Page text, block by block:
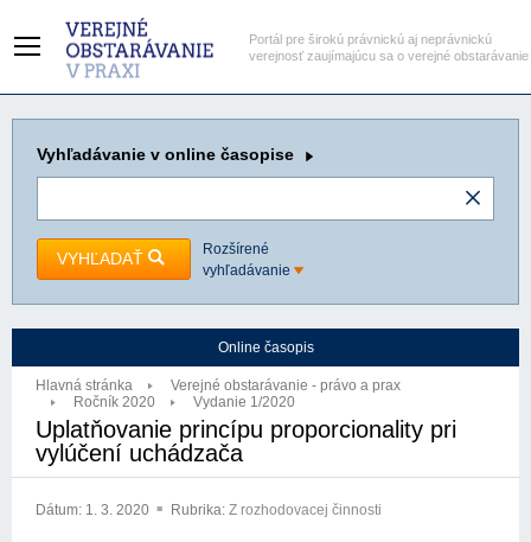
Portál pre širokú právnickú aj neprávnickú
verejnosť zaujímajúcu sa o verejné obstarávanie
Vyhľadávanie v online časopise
VYHĽADAŤ
Rozšírené
vyhľadávanie
Online časopis
Hlavná stránka
Verejné obstarávanie - právo a prax
Ročník 2020
Vydanie 1/2020
Uplatňovanie princípu proporcionality pri
vylúčení uchádzača
Dátum: 1. 3. 2020 Rubrika: Z rozhodovacej činnosti